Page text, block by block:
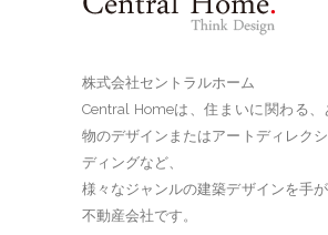
株式会社セントラルホーム
Central Homeは、住まいに関わる
物のデザインまたはアートディレク
ディングなど、
様々なジャンルの建築デザインを手
不動産会社です。